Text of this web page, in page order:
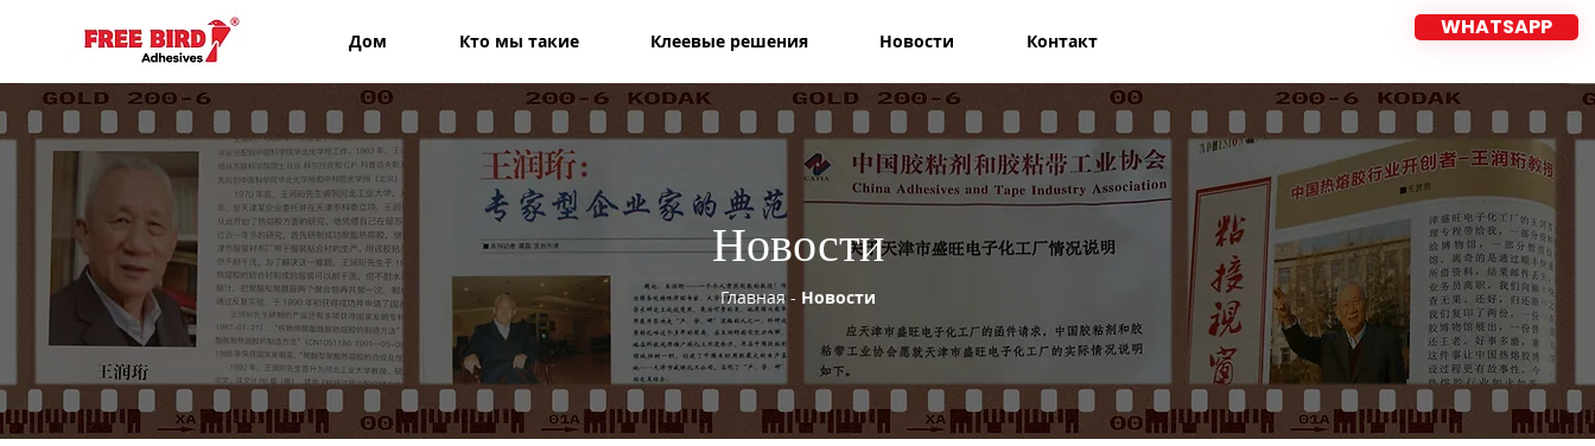
Дом Кто мы такие Клеевые решения Новости Контакт WHATSAPP
Новости
Главная- Новости